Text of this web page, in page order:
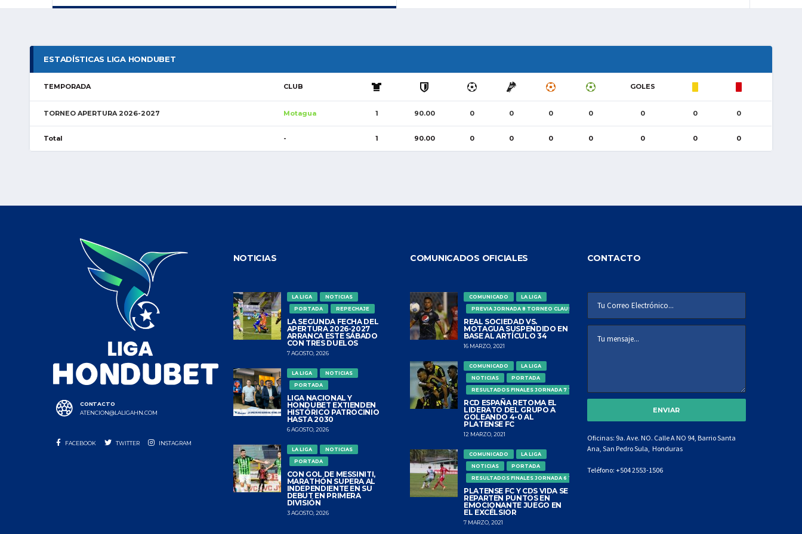
ESTADÍSTICAS LIGA HONDUBET
TEMPORADA CLUB GOLES
TORNEO APERTURA 2026-2027 Motagua 1 90.00 0 0 0 0 0 0 0
Total - 1 90.00 0 0 0 0 0 0 0
CONTACTO
ATENCION@LALIGAHN.COM
FACEBOOK TWITTER INSTAGRAM
NOTICIAS
LA LIGA
NOTICIAS
PORTADA
REPECHAJE
LA SEGUNDA FECHA DEL
APERTURA 2026-2027
ARRANCA ESTE SÁBADO
CON TRES DUELOS
7 AGOSTO, 2026
LA LIGA
NOTICIAS
PORTADA
LIGA NACIONAL Y
HONDUBET EXTIENDEN
HISTÓRICO PATROCINIO
HASTA 2030
6 AGOSTO, 2026
LA LIGA
NOTICIAS
PORTADA
CON GOL DE MESSINITI,
MARATHÓN SUPERA AL
INDEPENDIENTE EN SU
DEBUT EN PRIMERA
DIVISIÓN
3 AGOSTO, 2026
COMUNICADOS OFICIALES
COMUNICADO
LA LIGA
PREVIA JORNADA 8 TORNEO CLAUSURA
REAL SOCIEDAD VS.
MOTAGUA SUSPENDIDO EN
BASE AL ARTÍCULO 34
16 MARZO, 2021
COMUNICADO
LA LIGA
NOTICIAS
PORTADA
RESULTADOS FINALES JORNADA 7 TORNEO CLAUSURA
RCD ESPAÑA RETOMA EL
LIDERATO DEL GRUPO A
GOLEANDO 4-0 AL
PLATENSE FC
12 MARZO, 2021
COMUNICADO
LA LIGA
NOTICIAS
PORTADA
RESULTADOS FINALES JORNADA 6 TORNEO CLAUSURA
PLATENSE FC Y CDS VIDA SE
REPARTEN PUNTOS EN
EMOCIONANTE JUEGO EN
EL EXCÉLSIOR
7 MARZO, 2021
CONTACTO
Oficinas: 9a. Ave. NO. Calle A NO 94, Barrio Santa
Ana, San Pedro Sula, Honduras
Teléfono: +504 2553-1506